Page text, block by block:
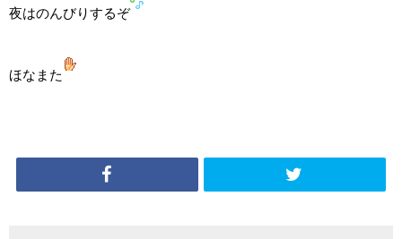
夜はのんびりするぞ
ほなまた